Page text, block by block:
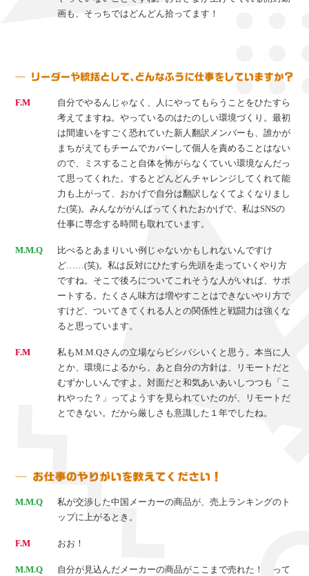
画も、そっちではどんどん拾ってます！
F.M
自分でやるんじゃなく、人にやってもらうことをひたすら
考えてますね。やっているのはたのしい環境づくり。最初
は間違いをすごく恐れていた新人翻訳メンバーも、誰かが
まちがえてもチームでカバーして個人を責めることはない
ので、ミスすること自体を怖がらなくていい環境なんだっ
て思ってくれた。するとどんどんチャレンジしてくれて能
力も上がって、おかげで自分は翻訳しなくてよくなりまし
た(笑)。みんなががんばってくれたおかげで、私はSNSの
仕事に専念する時間も取れています。
M.M.Q
比べるとあまりいい例じゃないかもしれないんですけ
ど……(笑)。私は反対にひたすら先頭を走っていくやり方
ですね。そこで後ろについてこれそうな人がいれば、サポ
ートする。たくさん味方は増やすことはできないやり方で
すけど、ついてきてくれる人との関係性と戦闘力は強くな
ると思っています。
F.M
私もM.M.Qさんの立場ならビシバシいくと思う。本当に人
とか、環境によるから。あと自分の方針は、リモートだと
むずかしいんですよ。対面だと和気あいあいしつつも「こ
れやった？」ってようすを見られていたのが、リモートだ
とできない。だから厳しさも意識した１年でしたね。
M.M.Q
私が交渉した中国メーカーの商品が、売上ランキングのト
ップに上がるとき。
F.M おお！
M.M.Q
自分が見込んだメーカーの商品がここまで売れた！ って